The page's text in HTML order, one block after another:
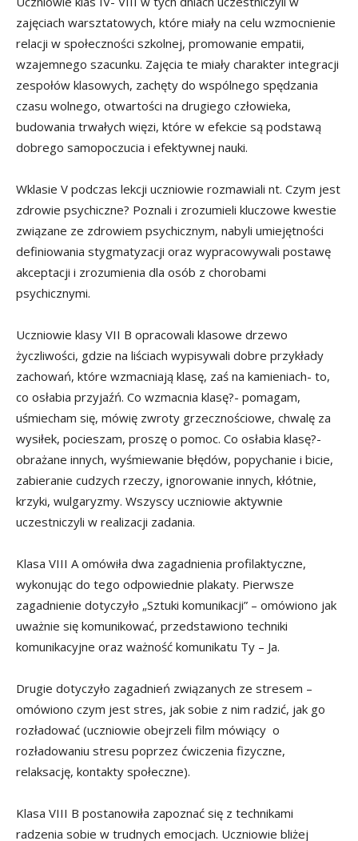
zajęciach warsztatowych, które miały na celu wzmocnienie
relacji w społeczności szkolnej, promowanie empatii,
wzajemnego szacunku. Zajęcia te miały charakter integracji
zespołów klasowych, zachęty do wspólnego spędzania
czasu wolnego, otwartości na drugiego człowieka,
budowania trwałych więzi, które w efekcie są podstawą
dobrego samopoczucia i efektywnej nauki.
Wklasie V podczas lekcji uczniowie rozmawiali nt. Czym jest
zdrowie psychiczne? Poznali i zrozumieli kluczowe kwestie
związane ze zdrowiem psychicznym, nabyli umiejętności
definiowania stygmatyzacji oraz wypracowywali postawę
akceptacji i zrozumienia dla osób z chorobami
psychicznymi.
Uczniowie klasy VII B opracowali klasowe drzewo
życzliwości, gdzie na liściach wypisywali dobre przykłady
zachowań, które wzmacniają klasę, zaś na kamieniach- to,
co osłabia przyjaźń. Co wzmacnia klasę?- pomagam,
uśmiecham się, mówię zwroty grzecznościowe, chwalę za
wysiłek, pocieszam, proszę o pomoc. Co osłabia klasę?-
obrażane innych, wyśmiewanie błędów, popychanie i bicie,
zabieranie cudzych rzeczy, ignorowanie innych, kłótnie,
krzyki, wulgaryzmy. Wszyscy uczniowie aktywnie
uczestniczyli w realizacji zadania.
Klasa VIII A omówiła dwa zagadnienia profilaktyczne,
wykonując do tego odpowiednie plakaty. Pierwsze
zagadnienie dotyczyło „Sztuki komunikacji” – omówiono jak
uważnie się komunikować, przedstawiono techniki
komunikacyjne oraz ważność komunikatu Ty – Ja.
Drugie dotyczyło zagadnień związanych ze stresem –
omówiono czym jest stres, jak sobie z nim radzić, jak go
rozładować (uczniowie obejrzeli film mówiący o
rozładowaniu stresu poprzez ćwiczenia fizyczne,
relaksację, kontakty społeczne).
Klasa VIII B postanowiła zapoznać się z technikami
radzenia sobie w trudnych emocjach. Uczniowie bliżej